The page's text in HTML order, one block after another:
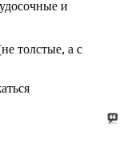
и
толстые, а с